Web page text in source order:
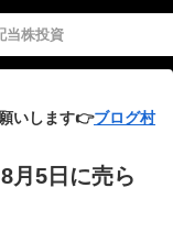
当株投資
いします👉ブログ村
月5日に売ら